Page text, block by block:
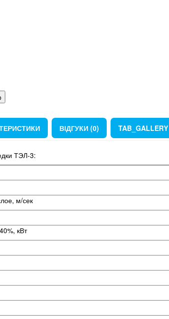
ВІДГУКИ (0) TAB_GALLERY
ТЭЛ-3:
м/сек
кВт